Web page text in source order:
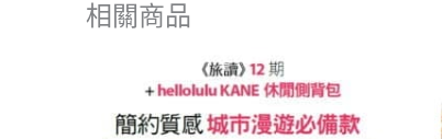
相關商品
價
格：
NT$4,590。
前
價
格：
NT$1,880。